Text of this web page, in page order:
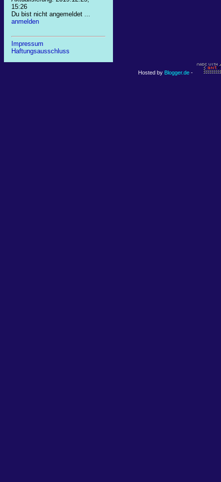
15:26
Du bist nicht angemeldet ...
anmelden
Impressum
Haftungsausschluss
Hosted by Blogger.de -